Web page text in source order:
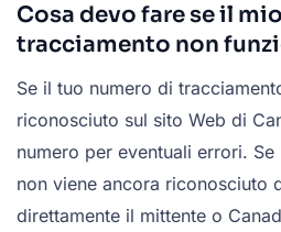
Cosa devo fare se il
tracciamento non
Se il tuo numero di
riconosciuto sul sito Web di
numero per eventuali errori.
non viene ancora riconosciuto
direttamente il mittente o